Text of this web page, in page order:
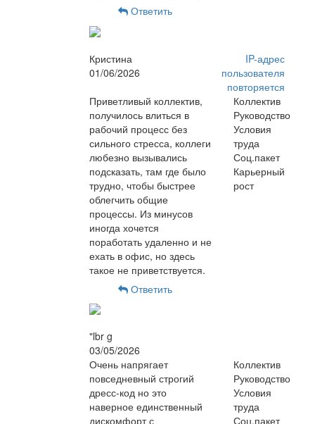
Ответить
Кристина
01/06/2026
IP-адрес
пользователя
повторяется
Приветливый коллектив,
получилось влиться в
рабочий процесс без
сильного стресса, коллеги
любезно вызывались
подсказать, там где было
трудно, чтобы быстрее
облегчить общие
процессы. Из минусов
иногда хочется
поработать удаленно и не
ехать в офис, но здесь
такое не приветствуется.
Коллектив
Руководство
Условия
труда
Соц.пакет
Карьерный
рост
Ответить
"lbr g
03/05/2026
Очень напрягает
повседневный строгий
дресс-код но это
наверное единственный
дискомфорт с
Коллектив
Руководство
Условия
труда
Соц.пакет